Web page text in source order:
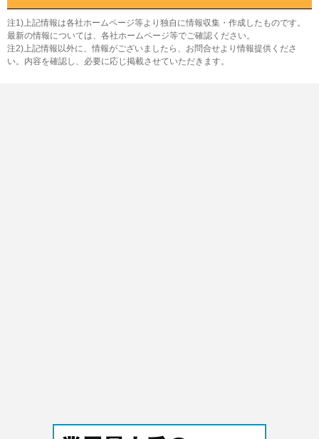
注1)上記情報は各社ホームページ等より独自に情報収集・作成したものです。
最新の情報については、各社ホームページ等でご確認ください。
注2)上記情報以外に、情報がございましたら、お問合せより情報提供くださ
い。内容を確認し、必要に応じ掲載させていただきます。